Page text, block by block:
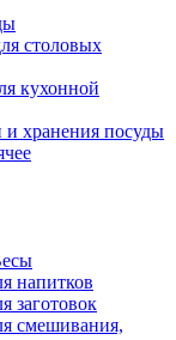
столовых
кухонной
хранения посуды
напитков
заготовок
смешивания,